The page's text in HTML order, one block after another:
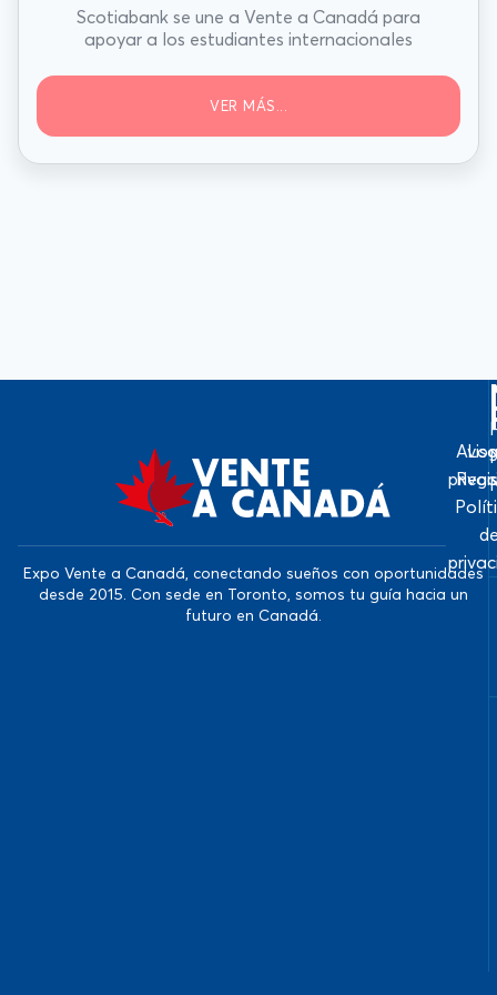
Scotiabank se une a Vente a Canadá para
apoyar a los estudiantes internacionales
VER MÁS...
Expo Vente a Canadá, conectando sueños con oportunidades
desde 2015. Con sede en Toronto, somos tu guía hacia un
futuro en Canadá.